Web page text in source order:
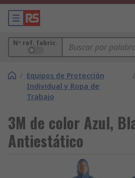
Nº ref. fabric.
/ Equipos de Protección
Individual y Ropa de
Trabajo
/
3M de color Azul,
Antiestático